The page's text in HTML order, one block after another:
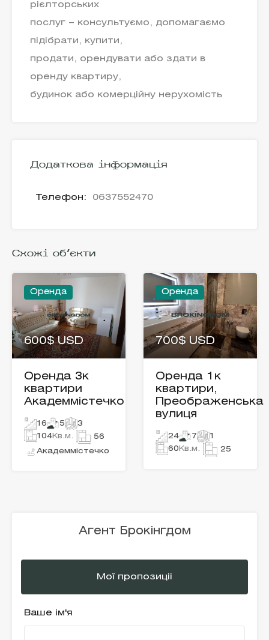
рієлторських
послуг – консультуємо, допомагаємо
підібрати, купити,
продати, орендувати або здати в
оренду квартиру,
будинок або комерційну нерухомість
Додаткова інформація
Телефон: 0637552470
Схожі об'єкти
Оренда
600$ USD
Оренда 3к
квартири
Академмістечко
16 5
3
104Кв.м. 56
Академмістечко
Оренда
700$ USD
Оренда 1к
квартири,
Преображенська
вулиця
24 7
1
60 Кв.м. 25
Агент Брокінгдом
Мої пропозиціі
Ваше ім'я